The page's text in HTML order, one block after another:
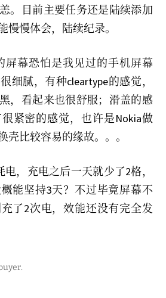
。目前主要任务还是陆续添加
慢慢体会，陆续纪录。
屏幕恐怕是我见过的手机屏幕
细腻，有种cleartype的感觉，
，看起来也很舒服；滑盖的感
紧密的感觉，也许是Nokia做
壳比较容易的缘故。。。
电，充电之后一天就少了2格，
能坚持3天？不过毕竟屏幕不
了2次电，效能还没有完全发
.